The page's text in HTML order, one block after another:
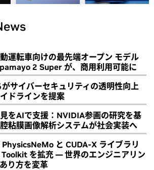
運転車向けの最先端オープン モデル
2 Super が、商用利用可能に
サイバーセキュリティの透明性向上
ドラインを提案
をAIで支援：NVIDIA参画の研究を基
粘膜画像解析システムが社会実装へ
と CUDA-X ライブラリ
を拡充 ― 世界のエンジニアリン
り方を変革